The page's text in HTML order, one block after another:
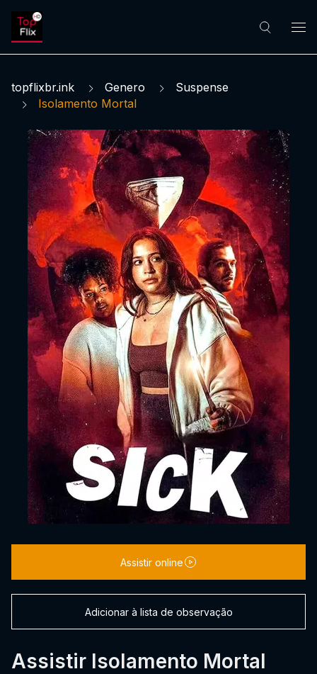
topflixbr.ink Genero
Suspense
Isolamento Mortal
Assistir Isolamento Mortal
Assistir online
Adicionar à lista de observação